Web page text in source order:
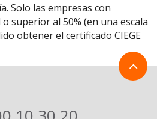
Solo las empresas con
superior al 50% (en una escala
obtener el certificado CIEGE